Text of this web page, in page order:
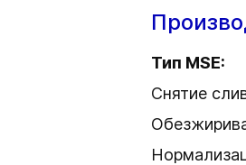
Тип MSE:
Снятие